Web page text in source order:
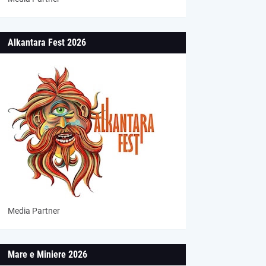
Alkantara Fest 2026
Media Partner
Mare e Miniere 2026